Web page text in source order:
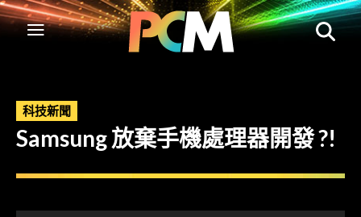
科技新聞
Samsung 放棄手機處理器開發 ?!